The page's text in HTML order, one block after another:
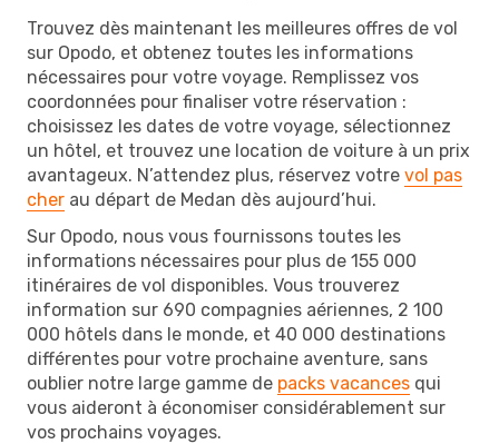
Trouvez dès maintenant les meilleures offres de vol
sur Opodo, et obtenez toutes les informations
nécessaires pour votre voyage. Remplissez vos
coordonnées pour finaliser votre réservation :
choisissez les dates de votre voyage, sélectionnez
un hôtel, et trouvez une location de voiture à un prix
avantageux. N’attendez plus, réservez votre vol pas
cher au départ de Medan dès aujourd’hui.
Sur Opodo, nous vous fournissons toutes les
informations nécessaires pour plus de 155 000
itinéraires de vol disponibles. Vous trouverez
information sur 690 compagnies aériennes, 2 100
000 hôtels dans le monde, et 40 000 destinations
différentes pour votre prochaine aventure, sans
oublier notre large gamme de packs vacances qui
vous aideront à économiser considérablement sur
vos prochains voyages.